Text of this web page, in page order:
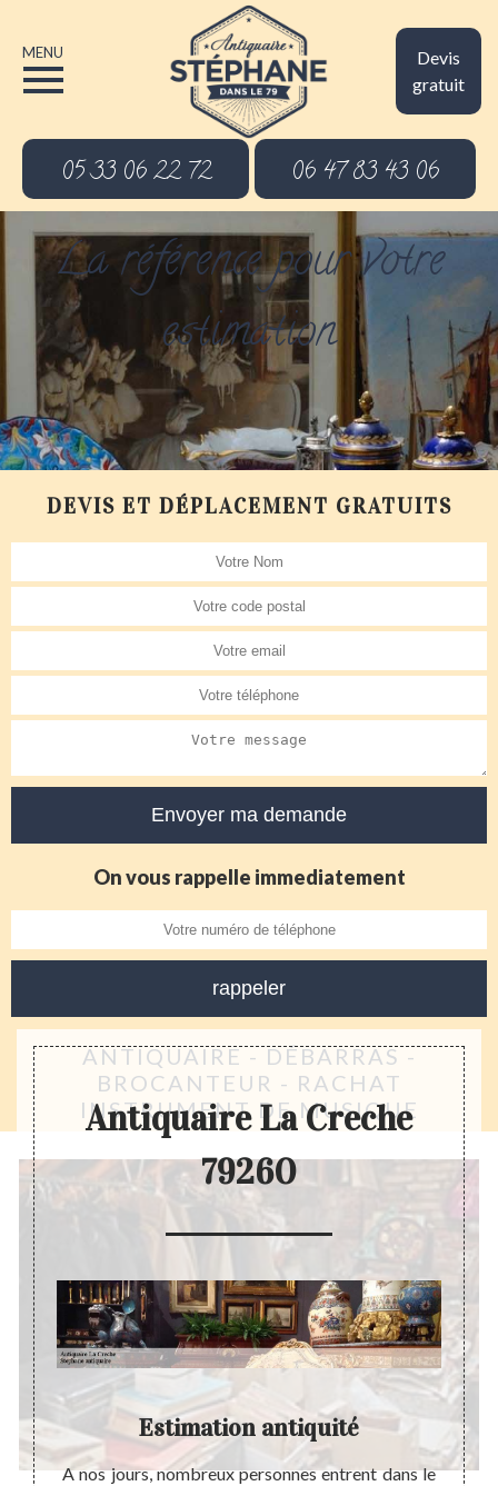
Devis
gratuit
MENU
05 33 06 22 72 06 47 83 43 06
La référence pour votre
estimation
DEVIS ET DÉPLACEMENT GRATUITS
On vous rappelle immediatement
ANTIQUAIRE - DÉBARRAS -
BROCANTEUR - RACHAT
INSTRUMENT DE MUSIQUE
Antiquaire La Creche
79260
Estimation antiquité
A nos jours, nombreux personnes entrent dans le